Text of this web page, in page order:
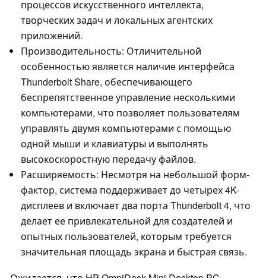
процессов искусственного интеллекта,
творческих задач и локальных агентских
приложений.
Производительность: Отличительной
особенностью является наличие интерфейса
Thunderbolt Share, обеспечивающего
беспрепятственное управление несколькими
компьютерами, что позволяет пользователям
управлять двумя компьютерами с помощью
одной мыши и клавиатуры и выполнять
высокоскоростную передачу файлов.
Расширяемость: Несмотря на небольшой форм-
фактор, система поддерживает до четырех 4K-
дисплеев и включает два порта Thunderbolt 4, что
делает ее привлекательной для создателей и
опытных пользователей, которым требуется
значительная площадь экрана и быстрая связь.